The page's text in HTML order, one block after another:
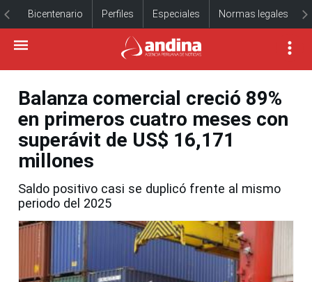
Bicentenario Perfiles Especiales Normas legales
Balanza comercial creció 89%
en primeros cuatro meses con
superávit de US$ 16,171
millones
Saldo positivo casi se duplicó frente al mismo
periodo del 2025